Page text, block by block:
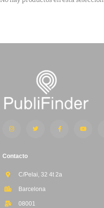
Contacto
C/Pelai, 32 4t 2a
Barcelona
08001